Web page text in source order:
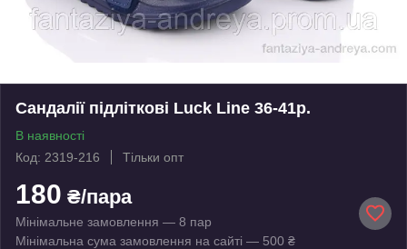
Сандалії підліткові Luck Line 36-41р.
В наявності
Код: 2319-216
Тільки опт
180 ₴/пара
Мінімальне замовлення — 8 пар
Мінімальна сума замовлення на сайті — 500 ₴